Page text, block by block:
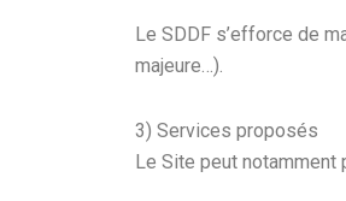
Le SDDF s’efforce de
majeure…).
3) Services proposés
Le Site peut notamment